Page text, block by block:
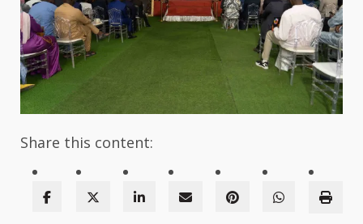
Share this content: